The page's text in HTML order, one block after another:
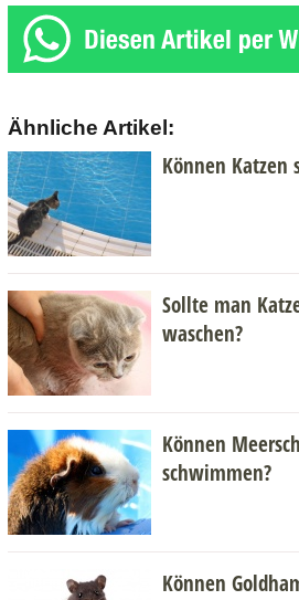
Ähnliche Artikel:
Können Katzen
Sollte man
waschen?
Können
schwimmen?
Können